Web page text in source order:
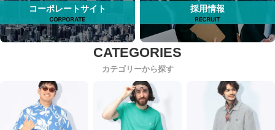
コーポレートサイト 採用情報
カテゴリーから探す